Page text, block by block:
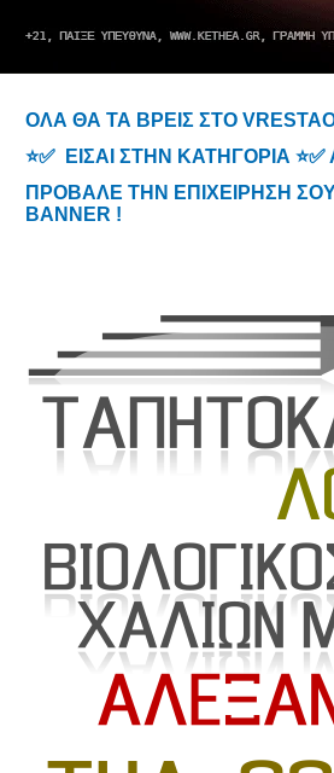
ΟΛΑ ΘΑ ΤΑ ΒΡΕΙΣ ΣΤΟ
⭐✅ ΕΙΣΑΙ ΣΤΗΝ ΚΑΤΗΓΟΡΙΑ
ΠΡΟΒΑΛΕ ΤΗΝ ΕΠΙΧΕΙΡΗΣΗ ΣΟΥ
BANNER !